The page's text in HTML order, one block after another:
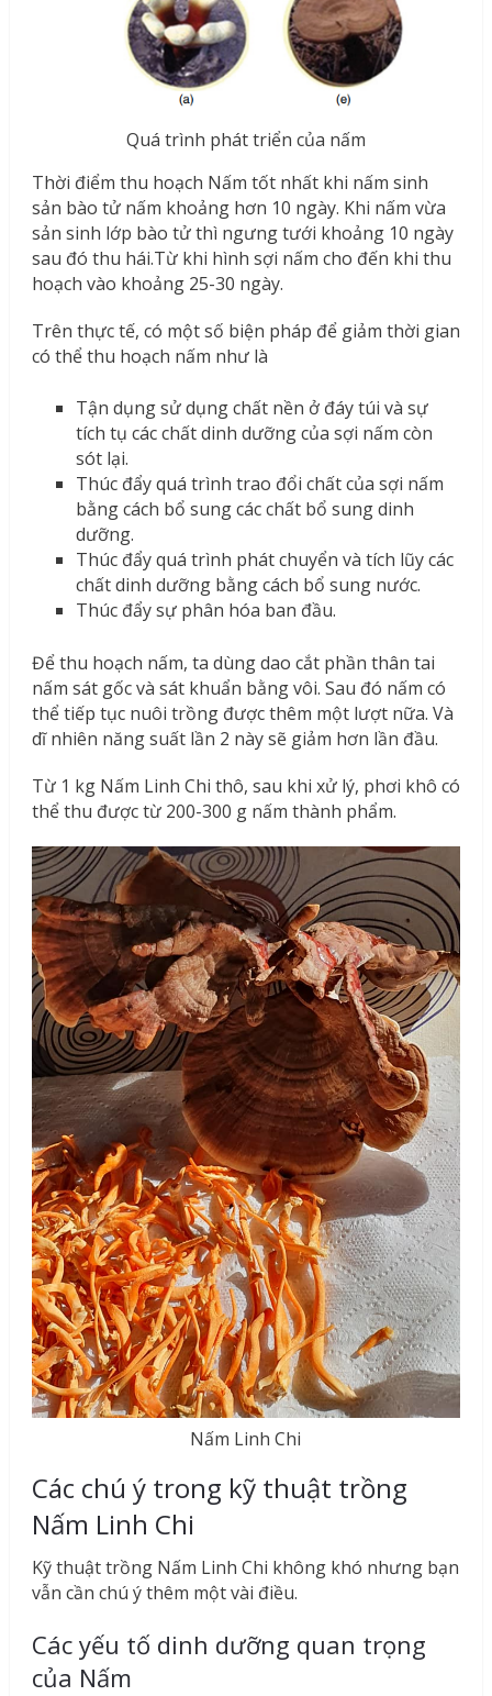
Quá trình phát triển của nấm
Thời điểm thu hoạch Nấm tốt nhất khi nấm sinh
sản bào tử nấm khoảng hơn 10 ngày. Khi nấm vừa
sản sinh lớp bào tử thì ngưng tưới khoảng 10 ngày
sau đó thu hái.Từ khi hình sợi nấm cho đến khi thu
hoạch vào khoảng 25-30 ngày.
Trên thực tế, có một số biện pháp để giảm thời gian
có thể thu hoạch nấm như là
Tận dụng sử dụng chất nền ở đáy túi và sự
tích tụ các chất dinh dưỡng của sợi nấm còn
sót lại.
Thúc đẩy quá trình trao đổi chất của sợi nấm
bằng cách bổ sung các chất bổ sung dinh
dưỡng.
Thúc đẩy quá trình phát chuyển và tích lũy các
chất dinh dưỡng bằng cách bổ sung nước.
Thúc đẩy sự phân hóa ban đầu.
Để thu hoạch nấm, ta dùng dao cắt phần thân tai
nấm sát gốc và sát khuẩn bằng vôi. Sau đó nấm có
thể tiếp tục nuôi trồng được thêm một lượt nữa. Và
dĩ nhiên năng suất lần 2 này sẽ giảm hơn lần đầu.
Từ 1 kg Nấm Linh Chi thô, sau khi xử lý, phơi khô có
thể thu được từ 200-300 g nấm thành phẩm.
Nấm Linh Chi
Các chú ý trong kỹ thuật trồng
Nấm Linh Chi
Kỹ thuật trồng Nấm Linh Chi không khó nhưng bạn
vẫn cần chú ý thêm một vài điều.
Các yếu tố dinh dưỡng quan trọng
của Nấm